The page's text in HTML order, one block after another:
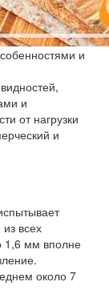
и
и
от нагрузки
и
всех
1,6 мм вполне
около 7